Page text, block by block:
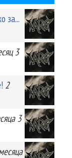
за...
3
2
3